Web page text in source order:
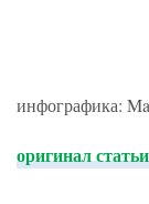
инфографика:
оригинал